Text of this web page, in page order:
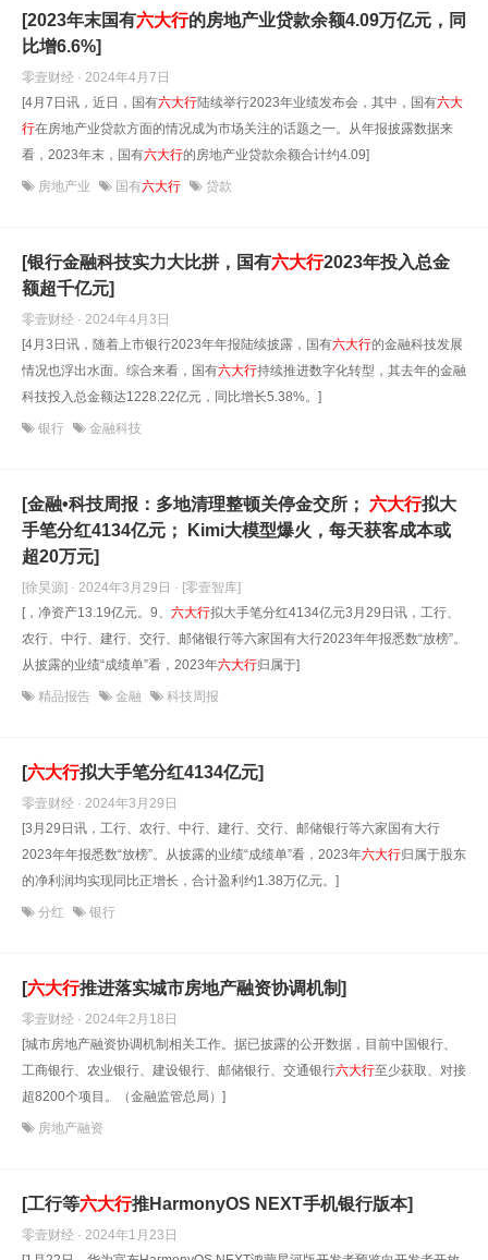
[2023年末国有六大行的房地产业贷款余额4.09万亿元，同
比增6.6%]
零壹财经 · 2024年4月7日
[4月7日讯，近日，国有六大行陆续举行2023年业绩发布会，其中，国有六大
行在房地产业贷款方面的情况成为市场关注的话题之一。从年报披露数据来
看，2023年末，国有六大行的房地产业贷款余额合计约4.09]
房地产业 国有六大行 贷款
[银行金融科技实力大比拼，国有六大行2023年投入总金
额超千亿元]
零壹财经 · 2024年4月3日
[4月3日讯，随着上市银行2023年年报陆续披露，国有六大行的金融科技发展
情况也浮出水面。综合来看，国有六大行持续推进数字化转型，其去年的金融
科技投入总金额达1228.22亿元，同比增长5.38%。]
银行 金融科技
[金融•科技周报：多地清理整顿关停金交所； 六大行拟大
手笔分红4134亿元； Kimi大模型爆火，每天获客成本或
超20万元]
[徐昊源] · 2024年3月29日 · [零壹智库]
[，净资产13.19亿元。9、 六大行拟大手笔分红4134亿元3月29日讯，工行、
农行、中行、建行、交行、邮储银行等六家国有大行2023年年报悉数“放榜”。
从披露的业绩“成绩单”看，2023年六大行归属于]
精品报告 金融 科技周报
[六大行拟大手笔分红4134亿元]
零壹财经 · 2024年3月29日
[3月29日讯，工行、农行、中行、建行、交行、邮储银行等六家国有大行
2023年年报悉数“放榜”。从披露的业绩“成绩单”看，2023年六大行归属于股东
的净利润均实现同比正增长，合计盈利约1.38万亿元。]
分红 银行
[六大行推进落实城市房地产融资协调机制]
零壹财经 · 2024年2月18日
[城市房地产融资协调机制相关工作。据已披露的公开数据，目前中国银行、
工商银行、农业银行、建设银行、邮储银行、交通银行六大行至少获取、对接
超8200个项目。（金融监管总局）]
房地产融资
[工行等六大行推HarmonyOS NEXT手机银行版本]
零壹财经 · 2024年1月23日